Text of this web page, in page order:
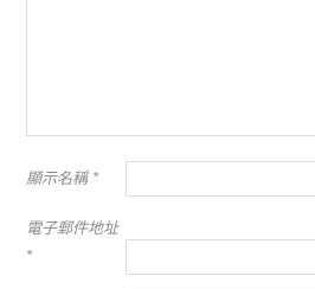
顯示名稱 *
電子郵件地址
*